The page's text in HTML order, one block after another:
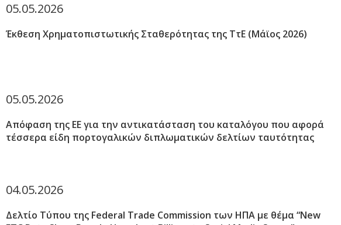
05.05.2026
Έκθεση Χρηματοπιστωτικής Σταθερότητας της ΤτΕ (Μάϊος 2026)
05.05.2026
Απόφαση της ΕΕ για την αντικατάσταση του καταλόγου που αφορά
τέσσερα είδη πορτογαλικών διπλωματικών δελτίων ταυτότητας
04.05.2026
Δελτίο Τύπου της Federal Trade Commission των ΗΠΑ με θέμα “New